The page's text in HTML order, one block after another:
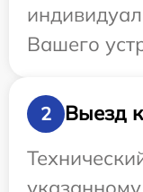
Вашего
2
Выезд